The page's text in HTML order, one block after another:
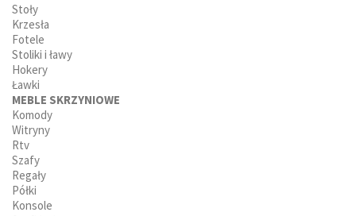
Stoły
Krzesła
Fotele
Stoliki i ławy
Hokery
Ławki
MEBLE SKRZYNIOWE
Komody
Witryny
Rtv
Szafy
Regały
Półki
Konsole